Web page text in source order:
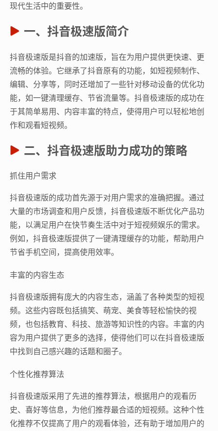
现代生活中的重要性。
一、抖音极速版简介
抖音极速版是抖音的加速版，旨在为用户提供更快速、更
流畅的体验。它继承了抖音原有的功能，如短视频制作、
编辑、分享等，同时还增加了一些针对移动设备的优化功
能，如一键清理缓存、节省流量等。抖音极速版的成功在
于其简单易用、内容丰富的特点，使得用户可以轻松地创
作和观看短视频。
二、抖音极速版助力成功的策略
抓住用户需求
抖音极速版的成功首先源于对用户需求的准确把握。通过
大量的市场调查和用户反馈，抖音极速版不断优化产品功
能，以满足用户在快节奏生活中对于短视频娱乐的需求。
例如，抖音极速版提供了一键清理缓存的功能，帮助用户
节省手机空间，提高使用效率。
丰富的内容生态
抖音极速版拥有庞大的内容生态，涵盖了各种类型的短视
频。这些内容既包括搞笑、萌宠、美食等轻松愉快的视
频，也包括教育、科技、旅游等知识性的内容。丰富的内
容为用户提供了更多的选择，使得他们可以在抖音极速版
中找到自己感兴趣的话题和圈子。
个性化推荐算法
抖音极速版采用了先进的推荐算法，根据用户的观看历
史、喜好等信息，为他们推荐最合适的短视频。这种个性
化推荐不仅提高了用户的观看体验，还有助于增加用户的